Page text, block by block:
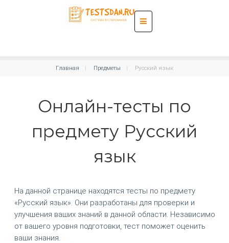
Главная Предметы Русский язык
Онлайн-тесты по
предмету Русский
язык
На данной странице находятся тесты по предмету
«Русский язык». Они разработаны для проверки и
улучшения ваших знаний в данной области. Независимо
от вашего уровня подготовки, тест поможет оценить
ваши знания.